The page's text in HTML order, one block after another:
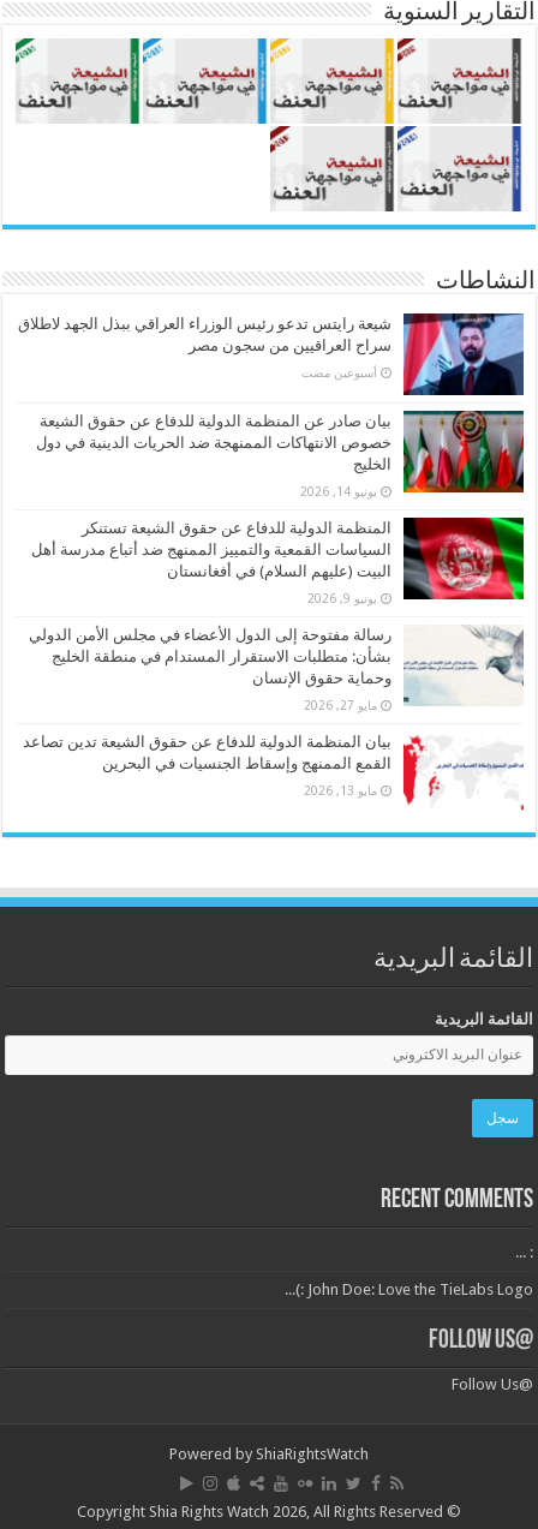
التقارير السنوية
النشاطات
شيعة رايتس تدعو رئيس الوزراء العراقي ببذل الجهد لاطلاق
سراح العراقيين من سجون مصر
‏أسبوعين مضت
بيان صادر عن المنظمة الدولية للدفاع عن حقوق الشيعة
خصوص الانتهاكات الممنهجة ضد الحريات الدينية في دول
الخليج
يونيو 14, 2026
المنظمة الدولية للدفاع عن حقوق الشيعة تستنكر
السياسات القمعية والتمييز الممنهج ضد أتباع مدرسة أهل
البيت (عليهم السلام) في أفغانستان
يونيو 9, 2026
رسالة مفتوحة إلى الدول الأعضاء في مجلس الأمن الدولي
بشأن: متطلبات الاستقرار المستدام في منطقة الخليج
وحماية حقوق الإنسان
مايو 27, 2026
بيان المنظمة الدولية للدفاع عن حقوق الشيعة تدين تصاعد
القمع الممنهج وإسقاط الجنسيات في البحرين
مايو 13, 2026
القائمة البريدية
القائمة البريدية
Recent Comments
: ...
John Doe: Love the TieLabs Logo :)...
@Follow Us
@Follow Us
Powered by ShiaRightsWatch
© Copyright Shia Rights Watch 2026, All Rights Reserved